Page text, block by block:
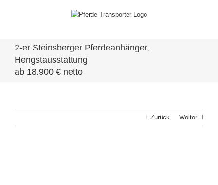
2-er Steinsberger Pferdeanhänger,
Hengstausstattung
ab 18.900 € netto
Zurück Weiter